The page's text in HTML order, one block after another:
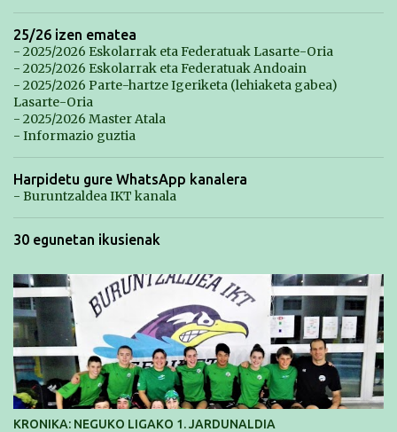
25/26 izen ematea
- 2025/2026 Eskolarrak eta Federatuak Lasarte-Oria
- 2025/2026 Eskolarrak eta Federatuak Andoain
- 2025/2026 Parte-hartze Igeriketa (lehiaketa gabea)
Lasarte-Oria
- 2025/2026 Master Atala
- Informazio guztia
Harpidetu gure WhatsApp kanalera
- Buruntzaldea IKT kanala
30 egunetan ikusienak
KRONIKA: NEGUKO LIGAKO 1. JARDUNALDIA